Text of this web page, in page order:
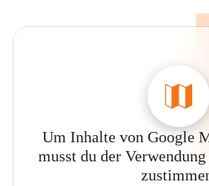
Um Inhalte von Google
musst du der